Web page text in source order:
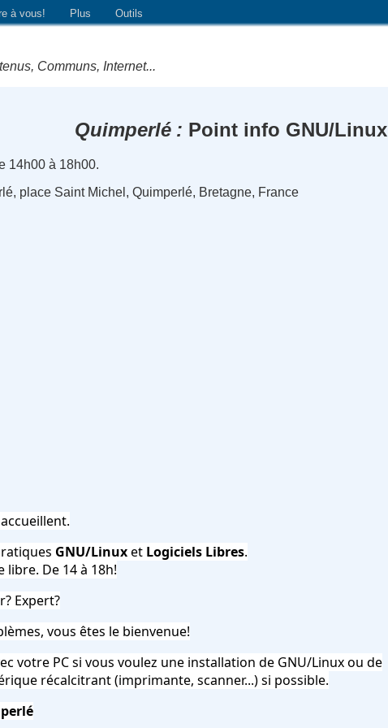
à vous! Plus Outils
Communs, Internet...
Quimperlé Point info GNU/Linux
14h00 à 18h00.
place Saint Michel, Quimperlé, Bretagne, France
GNU/Linuxet Logiciels Libres.
libre. De 14 à 18h!
Expert?
vous êtes le bienvenue!
votre PC si vous voulez une installation de GNU/Linux ou de
récalcitrant (imprimante, scanner...) si possible.